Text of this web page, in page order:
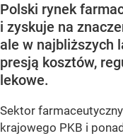
Polski rynek
i zyskuje na
ale w najbliższych
presją kosztów,
lekowe.
Sektor
krajowego PKB i